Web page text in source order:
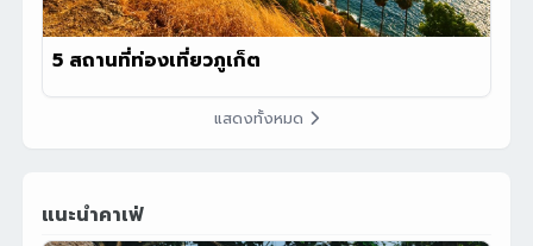
5 สถานที่ท่องเที่ยวภูเก็ต
แสดงทั้งหมด
แนะนำคาเฟ่